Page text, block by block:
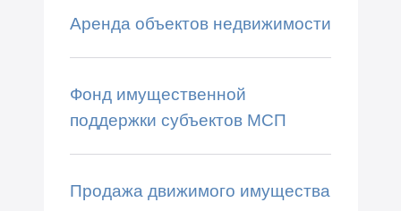
Аренда объектов недвижимости
Фонд имущественной
поддержки субъектов МСП
Продажа движимого имущества